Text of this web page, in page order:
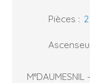
Pièces : 2
M°DAUMESNIL